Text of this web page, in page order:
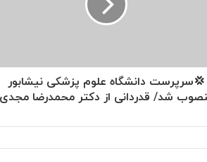
💢سرپرست دانشگاه علوم پزشکی نیشابور
شد/ قدردانی از دکتر محمدرضا مجدی